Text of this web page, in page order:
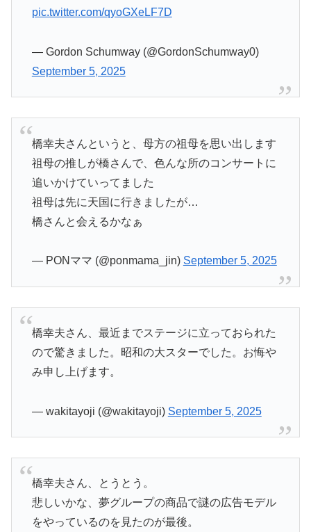
pic.twitter.com/qyoGXeLF7D
— Gordon Schumway (@GordonSchumway0)
September 5, 2025
橋幸夫さんというと、母方の祖母を思い出します
祖母の推しが橋さんで、色んな所のコンサートに
追いかけていってました
祖母は先に天国に行きましたが…
橋さんと会えるかなぁ
— PONママ (@ponmama_jin) September 5, 2025
橋幸夫さん、最近までステージに立っておられた
ので驚きました。昭和の大スターでした。お悔や
み申し上げます。
— wakitayoji (@wakitayoji) September 5, 2025
橋幸夫さん、とうとう。
悲しいかな、夢グループの商品で謎の広告モデル
をやっているのを見たのが最後。